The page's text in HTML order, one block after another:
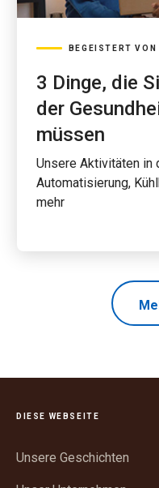
BEGEISTERT
3 Dinge, die
der
müssen
Unsere Aktivitäten in
Automatisierung,
mehr
DIESE WEBSEITE
Unsere Geschichten